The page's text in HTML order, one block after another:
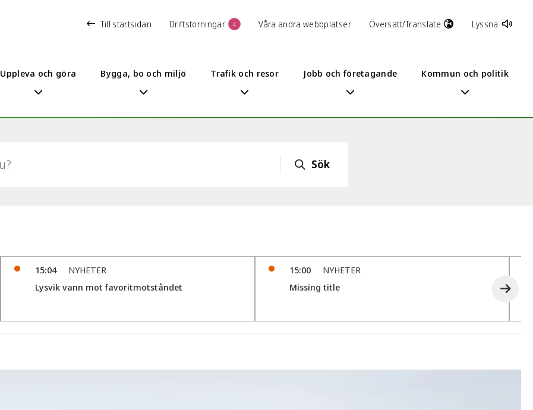
Till startsidan Driftstörningar 4 Våra andra webbplatser Översätt/Translate Lyssna
Uppleva och göra Bygga, bo och miljö Trafik och resor Jobb och företagande Kommun och politik
Sök
15:04
NYHETER
Lysvik vann mot favoritmotståndet
15:00
NYHETER
Missing title